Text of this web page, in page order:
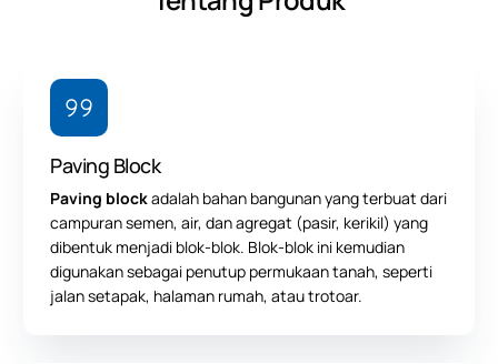
Paving Block
Paving blockadalah bahan bangunan yang terbuat dari
campuran semen, air, dan agregat (pasir, kerikil) yang
dibentuk menjadi blok-blok. Blok-blok ini kemudian
digunakan sebagai penutup permukaan tanah, seperti
jalan setapak, halaman rumah, atau trotoar.